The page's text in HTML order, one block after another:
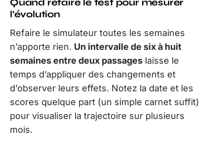
l’évolution
Refaire le simulateur toutes les semaines
n’apporte rien. Un intervalle de six à huit
semaines entre deux passages laisse le
temps d’appliquer des changements et
d’observer leurs effets. Notez la date et les
scores quelque part (un simple carnet suffit)
pour visualiser la trajectoire sur plusieurs
mois.